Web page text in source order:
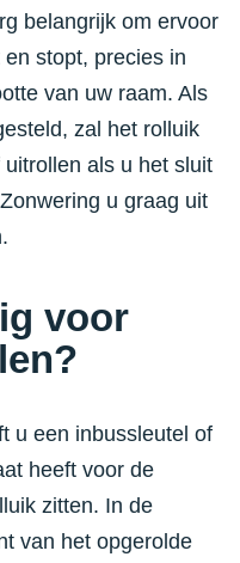
belangrijk om ervoor
stopt, precies in
van uw raam. Als
zal het rolluik
als u het sluit
u graag uit
voor
u een inbussleutel of
heeft voor de
zitten. In de
van het opgerolde